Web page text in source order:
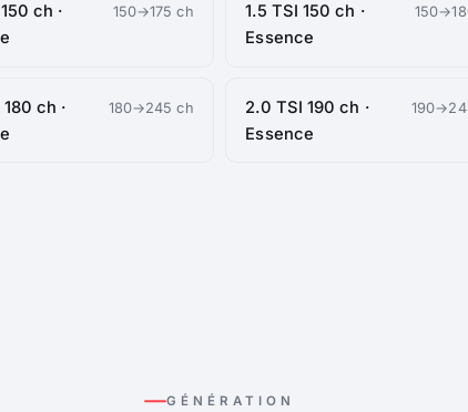
ch ·
150→175 ch
1.5 TSI 150 ch ·
Essence
ch ·
180→245 ch
2.0 TSI 190 ch ·
Essence
GÉNÉRATION